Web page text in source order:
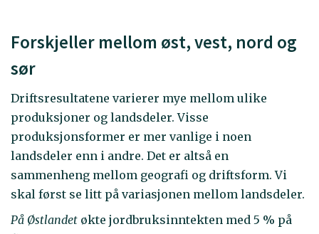
Forskjeller mellom øst, vest, nord og
sør
Driftsresultatene varierer mye mellom ulike
produksjoner og landsdeler. Visse
produksjonsformer er mer vanlige i noen
landsdeler enn i andre. Det er altså en
sammenheng mellom geografi og driftsform. Vi
skal først se litt på variasjonen mellom landsdeler.
På Østlandet økte jordbruksinntekten med 5 % på